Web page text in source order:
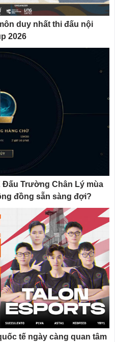
duy nhất thi đấu nội
2026
Đấu Trường Chân Lý mùa
đồng sẵn sàng đợi?
tế ngày càng quan tâm